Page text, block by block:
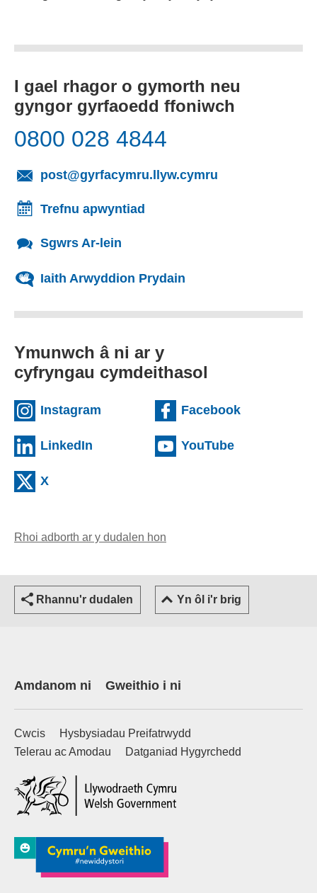
I gael rhagor o gymorth neu
gyngor gyrfaoedd ffoniwch
0800 028 4844
post@gyrfacymru.llyw.cymru
Trefnu apwyntiad
Sgwrs Ar-lein
Iaith Arwyddion Prydain
Ymunwch â ni ar y
cyfryngau cymdeithasol
Instagram (external websiteCY)
Facebook(external
LinkedIn (external websiteCY)
YouTube(external
X
Rhoi adborth ar y dudalen hon
Rhannu'r dudalen Yn ôl i'r brig
Amdanom ni Gweithio i ni
Cwcis
Hysbysiadau Preifatrwydd
Telerau ac Amodau
Datganiad Hygyrchedd
(external websiteCY)